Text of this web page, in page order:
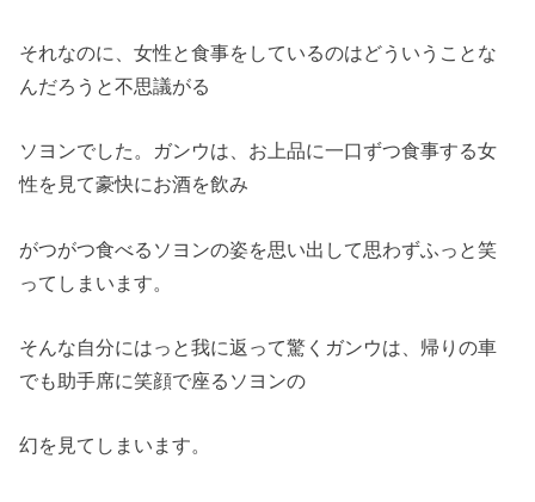
それなのに、女性と食事をしているのはどういうことな
んだろうと不思議がる
ソヨンでした。ガンウは、お上品に一口ずつ食事する女
性を見て豪快にお酒を飲み
がつがつ食べるソヨンの姿を思い出して思わずふっと笑
ってしまいます。
そんな自分にはっと我に返って驚くガンウは、帰りの車
でも助手席に笑顔で座るソヨンの
幻を見てしまいます。